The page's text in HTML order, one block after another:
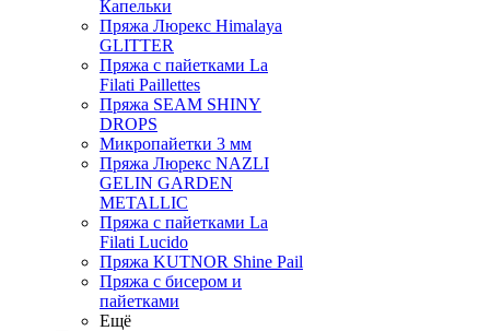
Капельки
Пряжа Люрекс Himalaya
GLITTER
Пряжа с пайетками La
Filati Paillettes
Пряжа SEAM SHINY
DROPS
Микропайетки 3 мм
Пряжа Люрекс NAZLI
GELIN GARDEN
METALLIC
Пряжа с пайетками La
Filati Lucido
Пряжа KUTNOR Shine Pail
Пряжа с бисером и
пайетками
Ещё